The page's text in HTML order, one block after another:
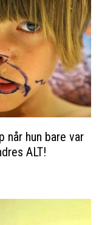
når hun bare var
ALT!